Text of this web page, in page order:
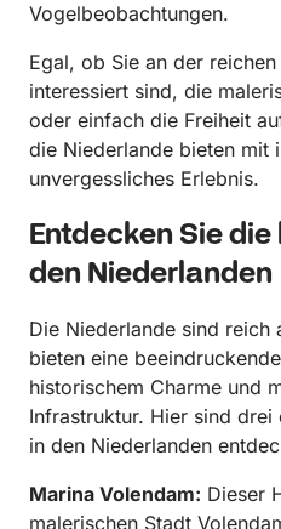
Vogelbeobachtungen.
Egal, ob Sie an der
interessiert sind, die
oder einfach die Freiheit
die Niederlande bieten mit
unvergessliches Erlebnis.
Entdecken Sie
den Niederlanden
Die Niederlande sind reich
bieten eine
historischem Charme und
Infrastruktur. Hier sind
in den Niederlanden
Marina Volendam: Dieser
malerischen Stadt